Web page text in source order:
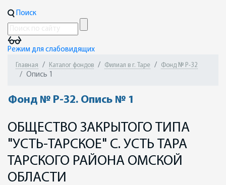
Поиск
Режим для слабовидящих
Главная Каталог фондов Филиал в г. Таре Фонд № Р-32
Опись 1
Фонд № Р-32. Опись № 1
ОБЩЕСТВО ЗАКРЫТОГО ТИПА
"УСТЬ-ТАРСКОЕ" С. УСТЬ ТАРА
ТАРСКОГО РАЙОНА ОМСКОЙ
ОБЛАСТИ